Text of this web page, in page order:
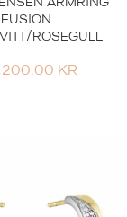
ARMRING
FUSION
ROSEGULL
KR